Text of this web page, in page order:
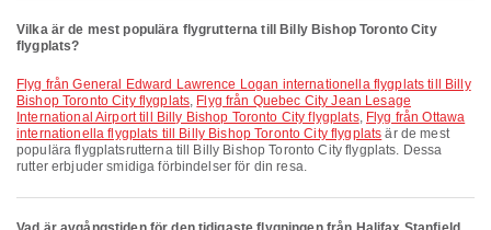
Vilka är de mest populära flygrutterna till Billy Bishop Toronto City
flygplats?
Flyg från General Edward Lawrence Logan internationella flygplats till Billy
Bishop Toronto City flygplats, Flyg från Quebec City Jean Lesage
International Airport till Billy Bishop Toronto City flygplats, Flyg från Ottawa
internationella flygplats till Billy Bishop Toronto City flygplats är de mest
populära flygplatsrutterna till Billy Bishop Toronto City flygplats. Dessa
rutter erbjuder smidiga förbindelser för din resa.